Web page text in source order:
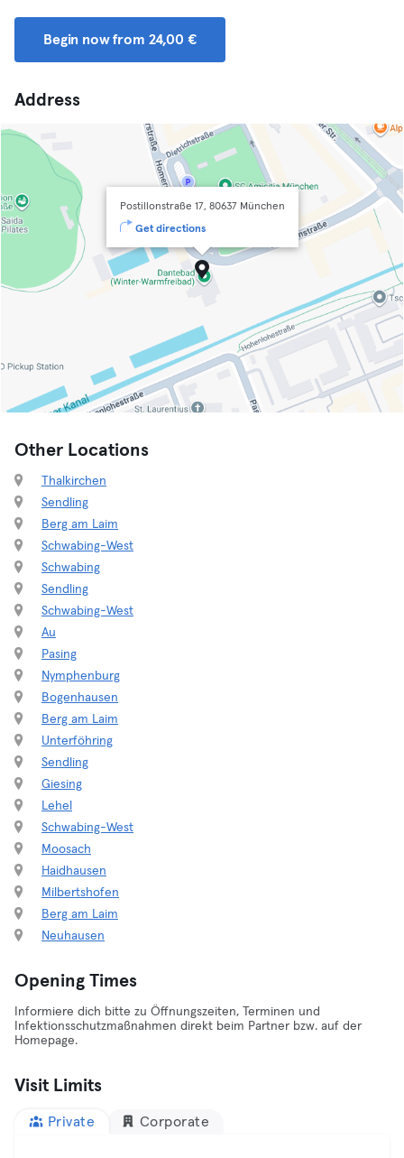
Begin now from 24,00 €
Address
Postillonstraße 17, 80637 München
Get directions
Other Locations
Thalkirchen
Sendling
Berg am Laim
Schwabing-West
Schwabing
Sendling
Schwabing-West
Au
Pasing
Nymphenburg
Bogenhausen
Berg am Laim
Unterföhring
Sendling
Giesing
Lehel
Schwabing-West
Moosach
Haidhausen
Milbertshofen
Berg am Laim
Neuhausen
Opening Times
Informiere dich bitte zu Öffnungszeiten, Terminen und
Infektionsschutzmaßnahmen direkt beim Partner bzw. auf der
Homepage.
Visit Limits
Private Corporate